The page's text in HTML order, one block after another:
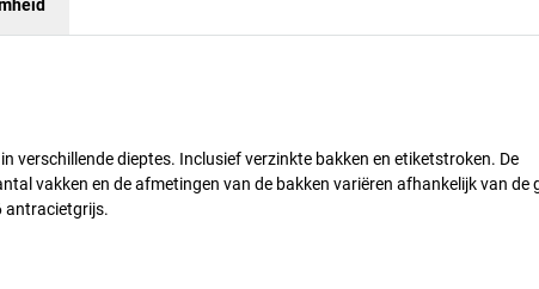
verschillende dieptes. Inclusief verzinkte bakken en etiketstroken. De
vakken en de afmetingen van de bakken variëren afhankelijk van de
antracietgrijs.